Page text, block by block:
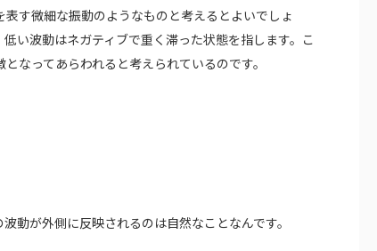
す微細な振動のようなものと考えるとよいでしょ
い波動はネガティブで重く滞った状態を指します。こ
なってあらわれると考えられているのです。
動が外側に反映されるのは自然なことなんです。